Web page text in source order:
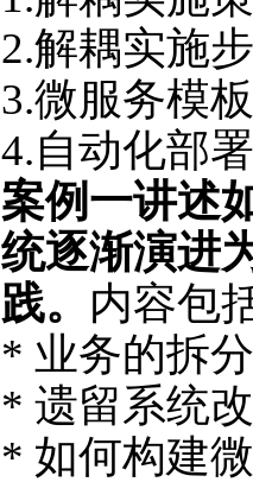
2.解耦实施
3.微服务模板
4.自动化部
案例一讲述
统逐渐演进
践。 内容包
* 业务的拆分
* 遗留系统
* 如何构建